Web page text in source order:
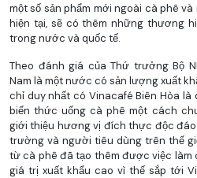
một số sản phẩm mới ngoài cà phê
hiện tại, sẽ có thêm những thương
trong nước và quốc tế.
Theo đánh giá của Thứ trưởng Bộ
Nam là một nước có sản lượng xuất
chỉ duy nhất có Vinacafé Biên Hòa
biến thức uống cà phê một cách
giới thiệu hương vị đích thực độc
trường và người tiêu dùng trên thế
từ cà phê đã tạo thêm được việc làm
giá trị xuất khẩu cao vì thế sắp tới